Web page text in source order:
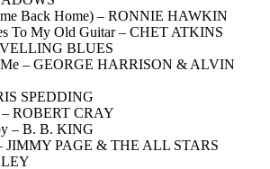
Back Home) – RONNIE HAWKIN
To My Old Guitar – CHET ATKINS
BLUES
Me – GEORGE HARRISON & ALVIN
SPEDDING
– ROBERT CRAY
– B. B. KING
JIMMY PAGE & THE ALL STARS